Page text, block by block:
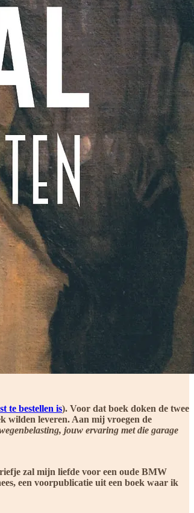
te bestellen is). Voor dat boek doken de twee
wilden leveren. Aan mij vroegen de
jouw ervaring met die garage
zal mijn liefde voor een oude BMW
een voorpublicatie uit een boek waar ik